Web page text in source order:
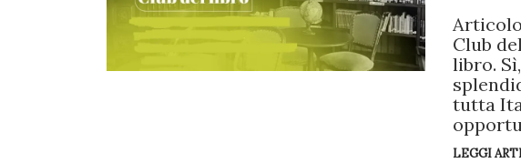
Club
libro.
tutta
LEGGI